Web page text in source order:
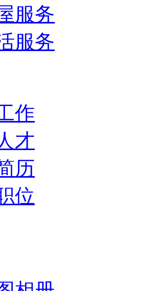
服务
服务
作
才
历
位